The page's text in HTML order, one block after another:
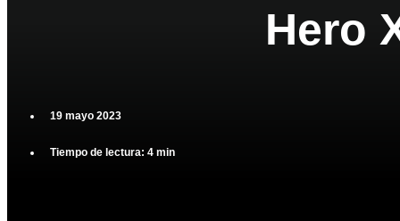
Hero
19 mayo 2023
Tiempo de lectura: 4 min